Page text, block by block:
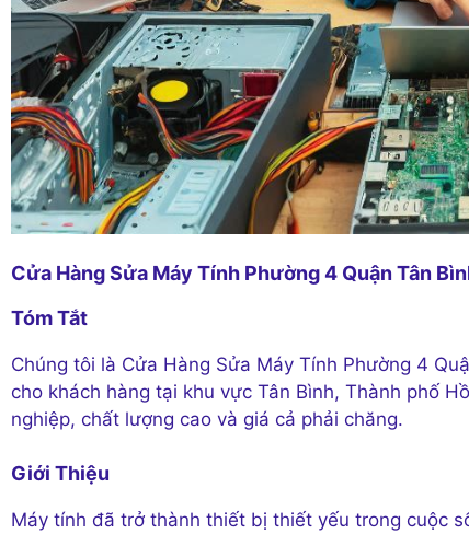
Cửa Hàng Sửa Máy Tính Phường 4 Quận Tân
Tóm Tắt
Chúng tôi là Cửa Hàng Sửa Máy Tính Phường 4
cho khách hàng tại khu vực Tân Bình, Thành phố
nghiệp, chất lượng cao và giá cả phải chăng.
Giới Thiệu
Máy tính đã trở thành thiết bị thiết yếu trong cuộc